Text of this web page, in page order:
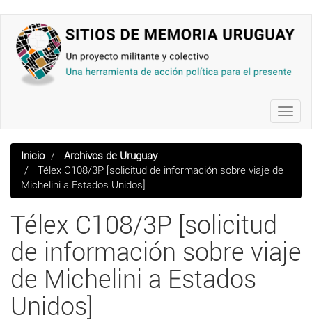
contenido
principal
Inicio
Archivos de Uruguay
Télex C108/3P [solicitud de información sobre viaje de
Michelini a Estados Unidos]
Télex C108/3P [solicitud
de información sobre viaje
de Michelini a Estados
Unidos]